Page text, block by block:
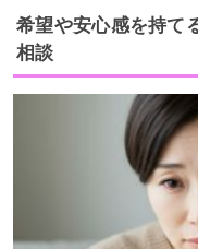
希望や安心感を持て
相談